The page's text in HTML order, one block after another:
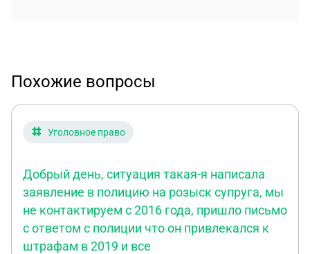
Похожие вопросы
Уголовное право
Добрый день, ситуация такая-я написала
заявление в полицию на розыск супруга, мы
не контактируем с 2016 года, пришло письмо
с ответом с полиции что он привлекался к
штрафам в 2019 и все